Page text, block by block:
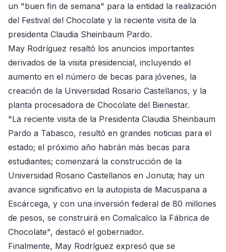
un "buen fin de semana" para la entidad la realización
del Festival del Chocolate y la reciente visita de la
presidenta Claudia Sheinbaum Pardo.
May Rodríguez resaltó los anuncios importantes
derivados de la visita presidencial, incluyendo el
aumento en el número de becas para jóvenes, la
creación de la Universidad Rosario Castellanos, y la
planta procesadora de Chocolate del Bienestar.
"La reciente visita de la Presidenta Claudia Sheinbaum
Pardo a Tabasco, resultó en grandes noticias para el
estado; el próximo año habrán más becas para
estudiantes; comenzará la construcción de la
Universidad Rosario Castellanos en Jonuta; hay un
avance significativo en la autopista de Macuspana a
Escárcega, y con una inversión federal de 80 millones
de pesos, se construirá en Comalcalco la Fábrica de
Chocolate", destacó el gobernador.
Finalmente, May Rodríguez expresó que se